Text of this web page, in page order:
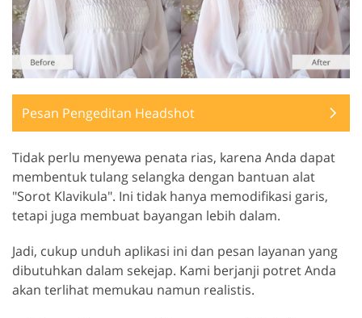
Pesan Pengeditan Headshot
Tidak perlu menyewa penata rias, karena Anda dapat
membentuk tulang selangka dengan bantuan alat
"Sorot Klavikula". Ini tidak hanya memodifikasi garis,
tetapi juga membuat bayangan lebih dalam.
Jadi, cukup unduh aplikasi ini dan pesan layanan yang
dibutuhkan dalam sekejap. Kami berjanji potret Anda
akan terlihat memukau namun realistis.